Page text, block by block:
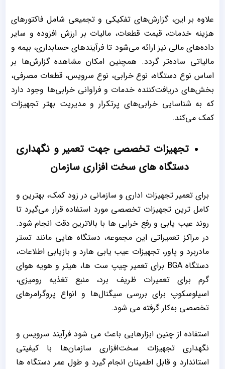
علاوه بر این، گزارش‌های تفکیکی و تجمیعی شامل فاکتورهای
هزینه خدمات، قیمت قطعات، مالیات بر ارزش افزوده و سایر
داده‌های مالی نیز ارائه می‌شود تا فرآیندهای حسابداری، بیمه و
مالیاتی ساده‌تر گردد. همچنین امکان مشاهده گزارش‌ها بر
اساس نوع دستگاه، نوع خرابی، نوع سرویس، قطعات مصرفی،
بخش‌های دریافت‌کننده خدمات و فراوانی خرابی‌ها وجود دارد
که به شناسایی خرابی‌های پرتکرار و مدیریت بهتر تجهیزات
کمک می‌کند.
تجهیزات تخصصی جهت تعمیر و نگهداری
دستگاه های سخت افزاری سازمان
برای تعمیر تجهیزات اداری و سازمانی در زود کمک، بهترین و
کامل‌ ترین تجهیزات تخصصی مورد استفاده قرار می‌گیرد تا
روند عیب ‌یابی و رفع خرابی‌ ها با بالاترین دقت انجام شود.
در مراکز تعمیراتی این مجموعه، دستگاه هایی مانند تستر
مادربرد و پاور، تجهیزات عیب ‌یابی هارد و بازیابی اطلاعات،
دستگاه BGA برای تعمیر چیپ ‌ست ‌ها، هیتر و هویه هوای
گرم برای تعمیرات ظریف برد، منبع تغذیه رومیزی،
اسیلوسکوپ برای بررسی سیگنال‌ها و انواع پروگرامرهای
تخصصی به‌کار گرفته می ‌شود.
استفاده از چنین ابزارهایی باعث می ‌شود فرآیند سرویس و
نگهداری تجهیزات سخت‌افزاری سازمان‌ها با کیفیتی
استاندارد و قابل اطمینان انجام گیرد و طول عمر دستگاه‌ ها